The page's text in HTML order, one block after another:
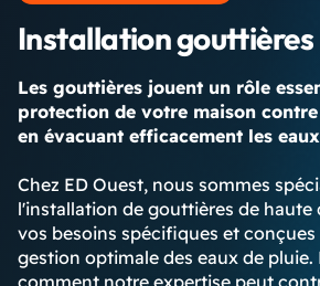
Installation gouttières
Les gouttières jouent un rôle
protection de votre maison
en évacuant efficacement les
Chez ED Ouest, nous sommes
l'installation de gouttières de haute
vos besoins spécifiques et
gestion optimale des eaux de pluie.
comment notre expertise peut